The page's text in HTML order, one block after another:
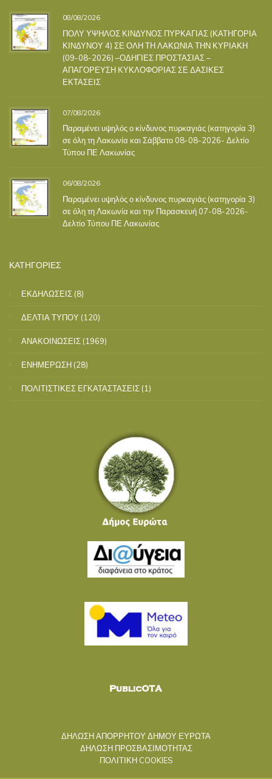
08/08/2026
ΠΟΛΥ ΥΨΗΛΟΣ ΚΙΝΔΥΝΟΣ ΠΥΡΚΑΓΙΑΣ (ΚΑΤΗΓΟΡΙΑ
ΚΙΝΔΥΝΟΥ 4) ΣΕ ΟΛΗ ΤΗ ΛΑΚΩΝΙΑ ΤΗΝ ΚΥΡΙΑΚΗ
(09-08-2026) –ΟΔΗΓΙΕΣ ΠΡΟΣΤΑΣΙΑΣ –
ΑΠΑΓΟΡΕΥΣΗ ΚΥΚΛΟΦΟΡΙΑΣ ΣΕ ΔΑΣΙΚΕΣ
ΕΚΤΑΣΕΙΣ
07/08/2026
Παραμένει υψηλός ο κίνδυνος πυρκαγιάς (κατηγορία 3)
σε όλη τη Λακωνία και Σάββατο 08-08-2026- Δελτίο
Τύπου ΠΕ Λακωνίας
06/08/2026
Παραμένει υψηλός ο κίνδυνος πυρκαγιάς (κατηγορία 3)
σε όλη τη Λακωνία και την Παρασκευή 07-08-2026-
Δελτίο Τύπου ΠΕ Λακωνίας
ΚΑΤΗΓΟΡΙΕΣ
ΕΚΔΗΛΩΣΕΙΣ (8)
ΔΕΛΤΙΑ ΤΥΠΟΥ (120)
ΑΝΑΚΟΙΝΩΣΕΙΣ (1969)
ΕΝΗΜΕΡΩΣΗ (28)
ΠΟΛΙΤΙΣΤΙΚΕΣ ΕΓΚΑΤΑΣΤΑΣΕΙΣ (1)
ΔΗΛΩΣΗ ΑΠΟΡΡΗΤΟΥ ΔΗΜΟΥ ΕΥΡΩΤΑ
ΔΗΛΩΣΗ ΠΡΟΣΒΑΣΙΜΟΤΗΤΑΣ
ΠΟΛΙΤΙΚΗ COOKIES